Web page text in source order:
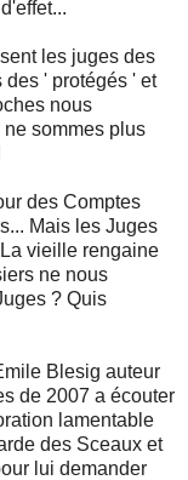
les juges des
' protégés ' et
nous
sommes plus
des Comptes
Mais les Juges
vieille rengaine
ne nous
? Quis
Blesig auteur
de 2007 a écouter
lamentable
des Sceaux et
lui demander